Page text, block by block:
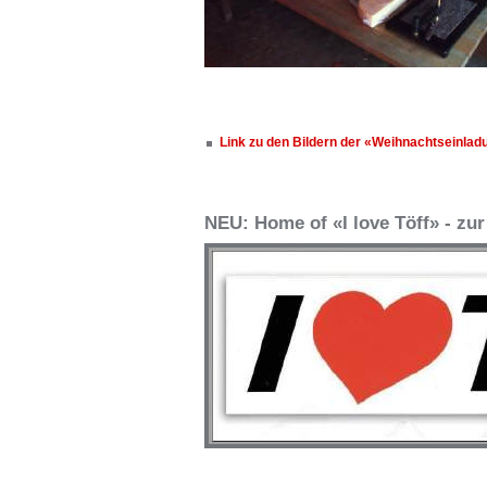
Link zu den Bildern der
NEU: Home of «I love Töff» -